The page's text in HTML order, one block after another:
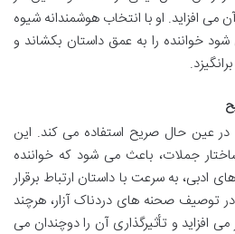
می افزاید. او با انتخاب هوشمندانه شیوه
خواننده را به عمق داستان بکشاند و
در عین حال صریح استفاده می کند. این
جملات، باعث می شود که خواننده
ادبی، به سرعت با داستان ارتباط برقرار
توصیف صحنه های دردناک آزار، هرچند
می افزاید و تأثیرگذاری آن را دوچندان می